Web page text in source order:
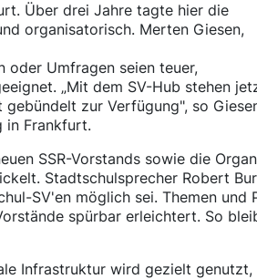
Über drei Jahre tagte hier die
organisatorisch. Merten Giesen,
oder Umfragen seien teuer,
„Mit dem SV-Hub stehen
zur Verfügung", so
in Frankfurt.
SSR-Vorstands sowie die
Stadtschulsprecher Robert
SV'en möglich sei. Themen und
spürbar erleichtert. So
Infrastruktur wird gezielt genutzt,